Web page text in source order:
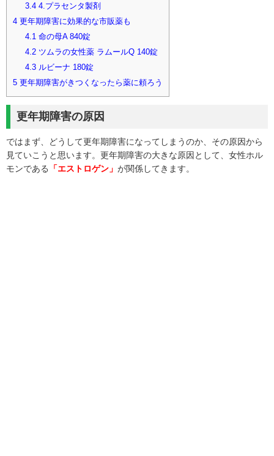
3.44.プラセンタ製剤
4 更年期障害に効果的な市販薬も
4.1 命の母A 840錠
4.2ツムラの女性薬 ラムールQ 140錠
4.3ルビーナ 180錠
5 更年期障害がきつくなったら薬に頼ろう
更年期障害の原因
ではまず、どうして更年期障害になってしまうのか、その原因から
見ていこうと思います。更年期障害の大きな原因として、女性ホル
モンである
「エストロゲン」 が関係してきます。